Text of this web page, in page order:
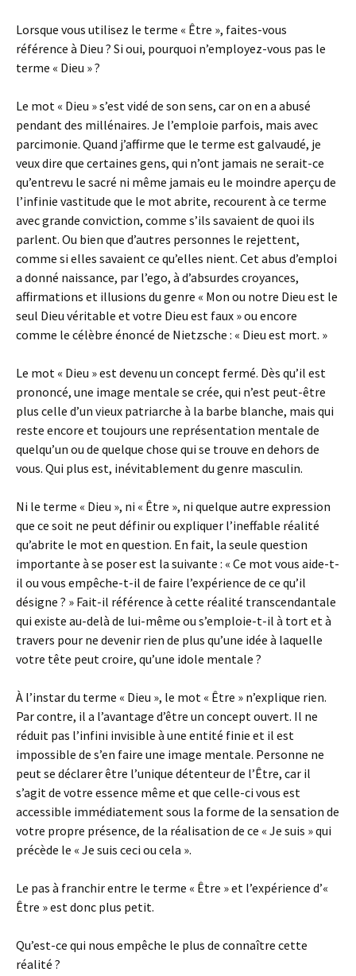
Lorsque vous utilisez le terme « Être », faites-vous
référence à Dieu ? Si oui, pourquoi n’employez-vous pas le
terme « Dieu » ?
Le mot « Dieu » s’est vidé de son sens, car on en a abusé
pendant des millénaires. Je l’emploie parfois, mais avec
parcimonie. Quand j’affirme que le terme est galvaudé, je
veux dire que certaines gens, qui n’ont jamais ne serait-ce
qu’entrevu le sacré ni même jamais eu le moindre aperçu de
l’infinie vastitude que le mot abrite, recourent à ce terme
avec grande conviction, comme s’ils savaient de quoi ils
parlent. Ou bien que d’autres personnes le rejettent,
comme si elles savaient ce qu’elles nient. Cet abus d’emploi
a donné naissance, par l’ego, à d’absurdes croyances,
affirmations et illusions du genre « Mon ou notre Dieu est le
seul Dieu véritable et votre Dieu est faux » ou encore
comme le célèbre énoncé de Nietzsche : « Dieu est mort. »
Le mot « Dieu » est devenu un concept fermé. Dès qu’il est
prononcé, une image mentale se crée, qui n’est peut-être
plus celle d’un vieux patriarche à la barbe blanche, mais qui
reste encore et toujours une représentation mentale de
quelqu’un ou de quelque chose qui se trouve en dehors de
vous. Qui plus est, inévitablement du genre masculin.
Ni le terme « Dieu », ni « Être », ni quelque autre expression
que ce soit ne peut définir ou expliquer l’ineffable réalité
qu’abrite le mot en question. En fait, la seule question
importante à se poser est la suivante : « Ce mot vous aide-t-
il ou vous empêche-t-il de faire l’expérience de ce qu’il
désigne ? » Fait-il référence à cette réalité transcendantale
qui existe au-delà de lui-même ou s’emploie-t-il à tort et à
travers pour ne devenir rien de plus qu’une idée à laquelle
votre tête peut croire, qu’une idole mentale ?
À l’instar du terme « Dieu », le mot « Être » n’explique rien.
Par contre, il a l’avantage d’être un concept ouvert. Il ne
réduit pas l’infini invisible à une entité finie et il est
impossible de s’en faire une image mentale. Personne ne
peut se déclarer être l’unique détenteur de l’Être, car il
s’agit de votre essence même et que celle-ci vous est
accessible immédiatement sous la forme de la sensation de
votre propre présence, de la réalisation de ce « Je suis » qui
précède le « Je suis ceci ou cela ».
Le pas à franchir entre le terme « Être » et l’expérience d’«
Être » est donc plus petit.
Qu’est-ce qui nous empêche le plus de connaître cette
réalité ?